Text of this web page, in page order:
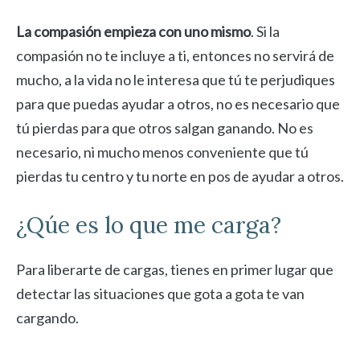
La compasión empieza con uno mismo. Si la
compasión no te incluye a ti, entonces no servirá de
mucho, a la vida no le interesa que tú te perjudiques
para que puedas ayudar a otros, no es necesario que
tú pierdas para que otros salgan ganando. No es
necesario, ni mucho menos conveniente que tú
pierdas tu centro y tu norte en pos de ayudar a otros.
¿Qúe es lo que me carga?
Para liberarte de cargas, tienes en primer lugar que
detectar las situaciones que gota a gota te van
cargando.